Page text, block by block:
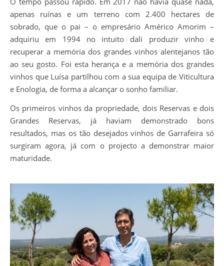
apenas ruínas e um terreno com 2.400 hectares de
sobrado, que o pai – o empresário Américo Amorim –
adquiriu em 1994 no intuito dali produzir vinho e
recuperar a memória dos grandes vinhos alentejanos tão
ao seu gosto. Foi esta herança e a memória dos grandes
vinhos que Luísa partilhou com a sua equipa de Viticultura
e Enologia, de forma a alcançar o sonho familiar.
Os primeiros vinhos da propriedade, dois Reservas e dois
Grandes Reservas, já haviam demonstrado bons
resultados, mas os tão desejados vinhos de Garrafeira só
surgiram agora, já com o projecto a demonstrar maior
maturidade.